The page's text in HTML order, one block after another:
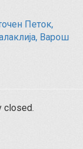
Петок,
Варош
closed.